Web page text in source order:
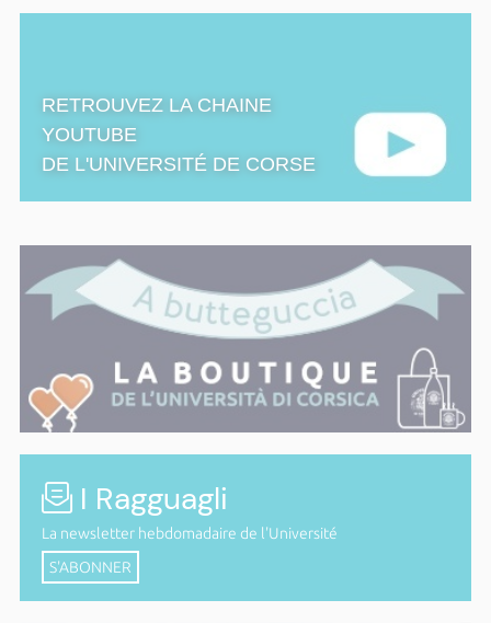
RETROUVEZ LA CHAINE
YOUTUBE
DE L'UNIVERSITÉ DE CORSE
I Ragguagli
La newsletter hebdomadaire de l'Université
S'ABONNER